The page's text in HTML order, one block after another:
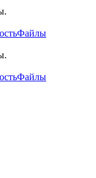
Файлы
Файлы